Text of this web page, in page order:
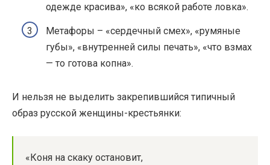
одежде красива», «ко всякой работе ловка».
Метафоры – «сердечный смех», «румяные
губы», «внутренней силы печать», «что взмах
— то готова копна».
И нельзя не выделить закрепившийся типичный
образ русской женщины-крестьянки:
«Коня на скаку остановит,